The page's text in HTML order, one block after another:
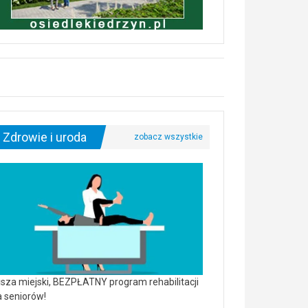
Zdrowie i uroda
miejski, BEZPŁATNY program rehabilitacji
seniorów!